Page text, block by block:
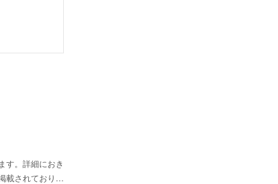
す。詳細におき
載されており…